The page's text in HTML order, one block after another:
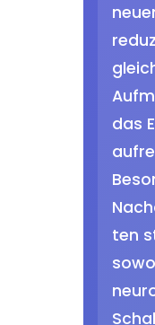
das
ten